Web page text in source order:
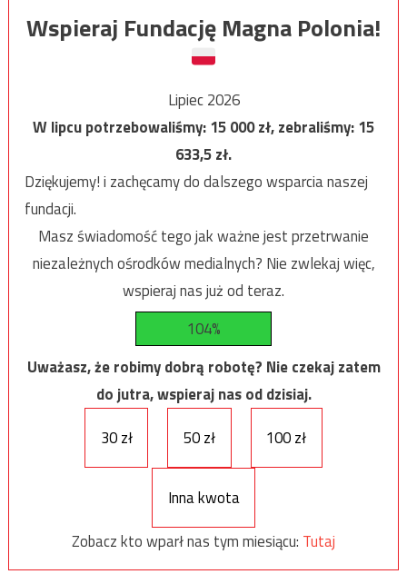
Wspieraj Fundację Magna Polonia!
Lipiec 2026
W lipcu potrzebowaliśmy:15 000zł, zebraliśmy:15
633,5zł.
Dziękujemy! i zachęcamy do dalszego wsparcia naszej
fundacji.
Masz świadomość tego jak ważne jest przetrwanie
niezależnych ośrodków medialnych? Nie zwlekaj więc,
wspieraj nas już od teraz.
104%
Uważasz, że robimy dobrą robotę? Nie czekaj zatem
do jutra, wspieraj nas od dzisiaj.
30 zł
50 zł 100 zł
Inna kwota
Zobacz kto wparł nas tym miesiącu: Tutaj